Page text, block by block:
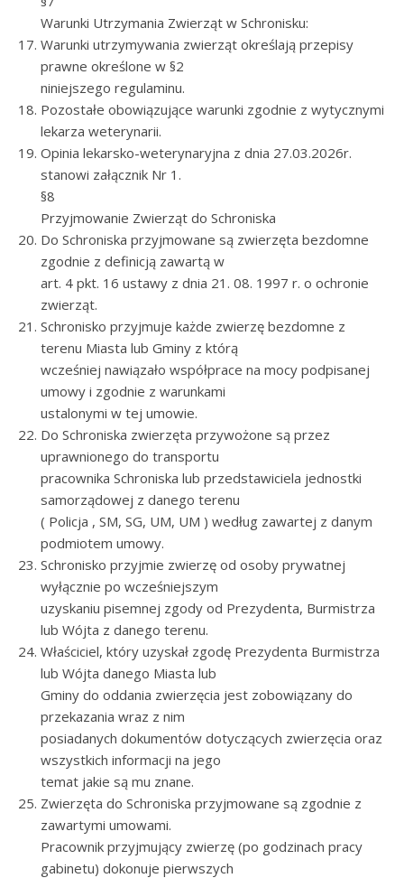
Warunki Utrzymania Zwierząt w Schronisku:
Warunki utrzymywania zwierząt określają przepisy
prawne określone w §2
niniejszego regulaminu.
Pozostałe obowiązujące warunki zgodnie z wytycznymi
lekarza weterynarii.
Opinia lekarsko-weterynaryjna z dnia 27.03.2026r.
stanowi załącznik Nr 1.
§8
Przyjmowanie Zwierząt do Schroniska
Do Schroniska przyjmowane są zwierzęta bezdomne
zgodnie z definicją zawartą w
art. 4 pkt. 16 ustawy z dnia 21. 08. 1997 r. o ochronie
zwierząt.
Schronisko przyjmuje każde zwierzę bezdomne z
terenu Miasta lub Gminy z którą
wcześniej nawiązało współprace na mocy podpisanej
umowy i zgodnie z warunkami
ustalonymi w tej umowie.
Do Schroniska zwierzęta przywożone są przez
uprawnionego do transportu
pracownika Schroniska lub przedstawiciela jednostki
samorządowej z danego terenu
( Policja , SM, SG, UM, UM ) według zawartej z danym
podmiotem umowy.
Schronisko przyjmie zwierzę od osoby prywatnej
wyłącznie po wcześniejszym
uzyskaniu pisemnej zgody od Prezydenta, Burmistrza
lub Wójta z danego terenu.
Właściciel, który uzyskał zgodę Prezydenta Burmistrza
lub Wójta danego Miasta lub
Gminy do oddania zwierzęcia jest zobowiązany do
przekazania wraz z nim
posiadanych dokumentów dotyczących zwierzęcia oraz
wszystkich informacji na jego
temat jakie są mu znane.
Zwierzęta do Schroniska przyjmowane są zgodnie z
zawartymi umowami.
Pracownik przyjmujący zwierzę (po godzinach pracy
gabinetu) dokonuje pierwszych